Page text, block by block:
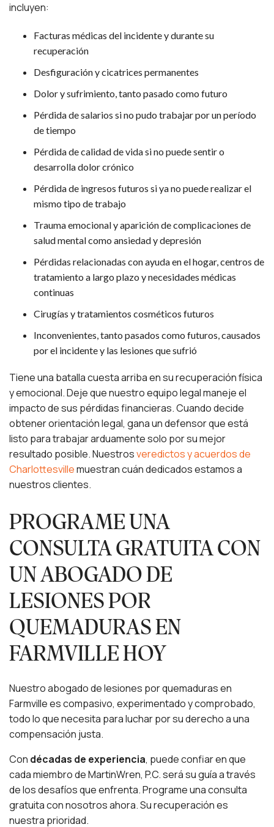
incluyen:
Facturas médicas del incidente y durante su
recuperación
Desfiguración y cicatrices permanentes
Dolor y sufrimiento, tanto pasado como futuro
Pérdida de salarios si no pudo trabajar por un período
de tiempo
Pérdida de calidad de vida si no puede sentir o
desarrolla dolor crónico
Pérdida de ingresos futuros si ya no puede realizar el
mismo tipo de trabajo
Trauma emocional y aparición de complicaciones de
salud mental como ansiedad y depresión
Pérdidas relacionadas con ayuda en el hogar, centros de
tratamiento a largo plazo y necesidades médicas
continuas
Cirugías y tratamientos cosméticos futuros
Inconvenientes, tanto pasados como futuros, causados
por el incidente y las lesiones que sufrió
Tiene una batalla cuesta arriba en su recuperación física
y emocional. Deje que nuestro equipo legal maneje el
impacto de sus pérdidas financieras. Cuando decide
obtener orientación legal, gana un defensor que está
listo para trabajar arduamente solo por su mejor
resultado posible. Nuestrosveredictos y acuerdos de
Charlottesvillemuestran cuán dedicados estamos a
nuestros clientes.
PROGRAME UNA
CONSULTA GRATUITA CON
UN ABOGADO DE
LESIONES POR
QUEMADURAS EN
FARMVILLE HOY
Nuestro abogado de lesiones por quemaduras en
Farmville es compasivo, experimentado y comprobado,
todo lo que necesita para luchar por su derecho a una
compensación justa.
Con décadas de experiencia, puede confiar en que
cada miembro de MartinWren, P.C. será su guía a través
de los desafíos que enfrenta. Programe una consulta
gratuita con nosotros ahora. Su recuperación es
nuestra prioridad.